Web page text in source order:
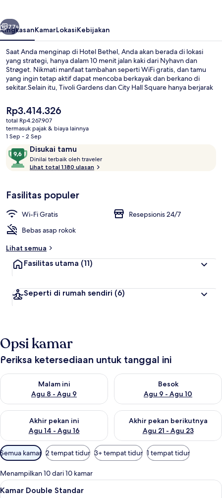
Berikutnya
77+
RingkasanKamarLokasiKebijakan
Saat Anda menginap di Hotel Bethel, Anda akan berada di lokasi
yang strategi, hanya dalam 10 menit jalan kaki dari Nyhavn dan
Strøget. Nikmati manfaat tambahan seperti WiFi gratis, dan tamu
yang ingin tetap aktif dapat mencoba berkayak dan berkano di
sekitar.Selain itu, Tivoli Gardens dan City Hall Square hanya berjarak
mengunjungi tempat menarik dan karena sangat dekat dari
transportasi umum: Stasiun Kongens Nytorv hanya 5 menit dan
Stasiun Gammel Strand hanya 11 menit.
Harga
saat
ini
Rp3.414.326
Rp3.414.326
total Rp4.267.907
termasuk pajak & biaya lainnya
1 Sep - 2 Sep
Ulasan Disukai tamu
9,6
dari
10,
tamu
Dinilai terbaik oleh traveler
b
a
v
e
e
Lihat total 1.180 ulasan
Fasilitas populer
Wi-Fi Gratis
Resepsionis 24/7
Bebas asap rokok
Lihat semua
Fasilitas utama (11)
Seperti di rumah sendiri (6)
Opsi kamar
Periksa ketersediaan untuk tanggal ini
Malam ini
Agu 8 - Agu 9
Periksa ketersediaan untuk malam ini Agu 8 - Agu 9
Besok
Agu 9 - Agu 10
Periksa ketersediaan untuk
Akhir pekan ini
Agu 14 - Agu 16
Periksa ketersediaan untuk akhir pekan ini Agu 14 - Agu 16
Akhir pekan berikutnya
Agu 21 - Agu 23
Periksa ketersediaan untuk
Filter
tersedia
untuk
kamar
Semua kamar 2 tempat tidur 3+ tempat tidur 1 tempat tidur
Menampilkan 10 dari 10 kamar
Lihat
Kamar Double Standar | Brankas,
15
Kamar Double Standar